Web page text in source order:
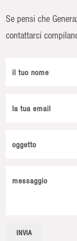
Se pensi che
contattarci
il tuo nome
la tua email
oggetto
messaggio